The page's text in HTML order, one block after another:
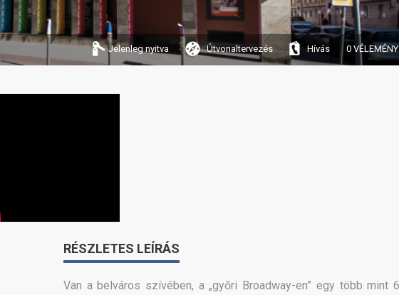
Jelenleg nyitva Útvonaltervezés Hívás 0
RÉSZLETES LEÍRÁS
Van a belváros szívében, a „győri Broadway-en” egy több mint